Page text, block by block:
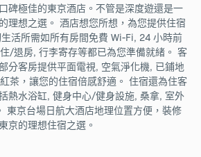
碑極佳的東京酒店。不管是深度遊還是一
理想之選。 酒店想您所想，為您提供住宿
活所需如所有房間免費 Wi-Fi, 24 小時前
/退房, 行李寄存等都已為您準備就緒。 客
分客房提供平面電視, 空氣淨化機, 已鋪地
茶，讓您的住宿倍感舒適。 住宿還為住客
熱水浴缸, 健身中心/健身設施, 桑拿, 室外
東京台場日航大酒店地理位置方便，裝修
京的理想住宿之選。